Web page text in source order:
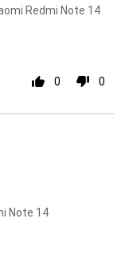
Redmi Note 14
0 0
Note 14